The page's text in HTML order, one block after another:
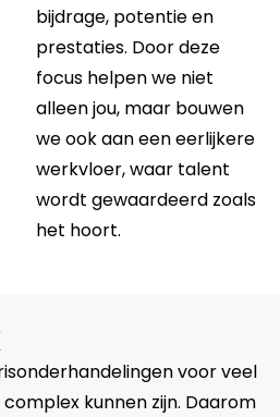
bijdrage, potentie en
prestaties. Door deze
focus helpen we niet
alleen jou, maar bouwen
we ook aan een eerlijkere
werkvloer, waar talent
wordt gewaardeerd zoals
het hoort.
voor veel
kunnen zijn. Daarom